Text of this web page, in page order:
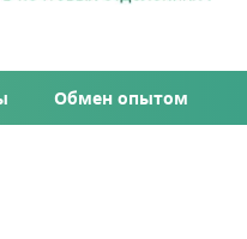
Обмен опытом